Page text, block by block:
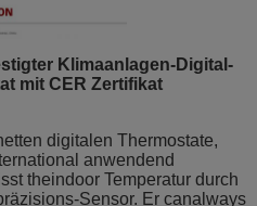
Klimaanlagen-Digital-
mit CER Zertifikat
digitalen Thermostate,
anwendend
theindoor Temperatur durch
Sensor. Er canalways